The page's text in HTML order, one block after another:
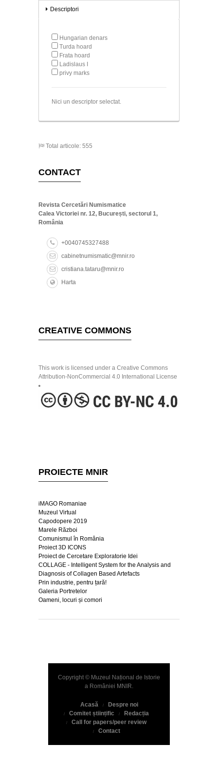
Descriptori
Hungarian denars
Turda hoard
Frata hoard
Ladislaus I
privy marks
Nici un descriptor selectat.
Total articole: 555
CONTACT
Revista Cercetări Numismatice
Calea Victoriei nr. 12, București, sectorul 1,
România
+0040745327488
cabinetnumismatic@mnir.ro
cristiana.tataru@mnir.ro
Harta
CREATIVE COMMONS
This work is licensed under a Creative Commons
Attribution-NonCommercial 4.0 International License
PROIECTE MNIR
iMAGO Romaniae
Muzeul Virtual
Capodopere 2019
Marele Război
Comunismul în România
Proiect 3D ICONS
Proiect de Cercetare Exploratorie Idei
COLLAGE - Intelligent System for the Analysis and
Diagnosis of Collagen Based Artefacts
Prin industrie, pentru țară!
Galeria Portretelor
Oameni, locuri și comori
Copyright © Muzeul Național de Istorie
a României MNIR.
Acasă
Despre noi
Comitet științific
Redacția
Call for papers/peer review
Contact